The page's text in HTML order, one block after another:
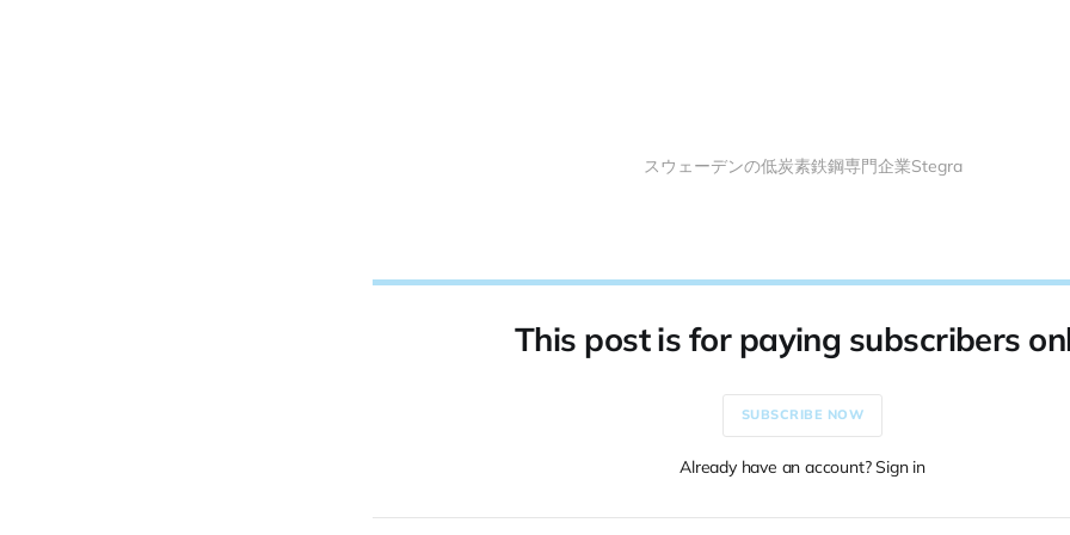
スウェーデンの低炭素鉄鋼専門企業Stegra
This post is for paying subscribers
SUBSCRIBE NOW
Already have an account? Sign in